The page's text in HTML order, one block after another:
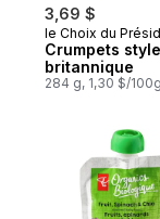
3,69 $
Préparé au
le Choix du
Crumpets style
britannique
284 g, 1,30 $/100g